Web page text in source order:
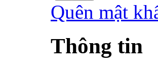
Quên mật
Thông tin